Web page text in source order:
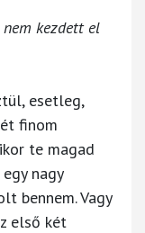
kezdett el
esetleg,
finom
te magad
nagy
bennem. Vagy
első két